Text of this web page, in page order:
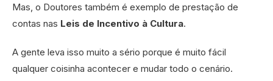
Mas, o Doutores também é exemplo de prestação de
contas nas Leis de Incentivo à Cultura.
A gente leva isso muito a sério porque é muito fácil
qualquer coisinha acontecer e mudar todo o cenário.